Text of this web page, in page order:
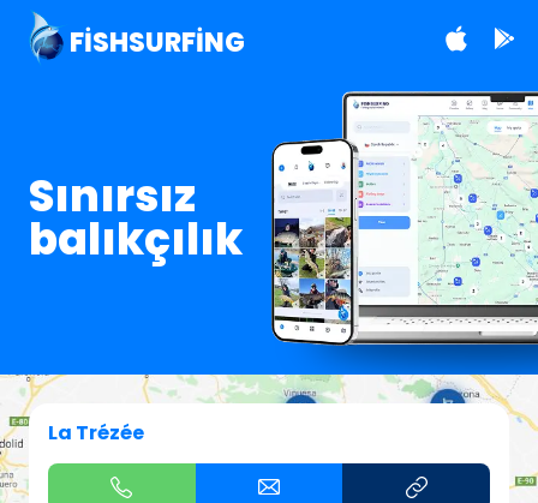
FISHSURFING
Sınırsız
balıkçılık
La Trézée